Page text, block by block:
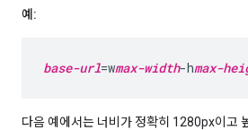
예:
base-url=wmax-width-hmax-
다음 예에서는 너비가 정확히 1280px이고